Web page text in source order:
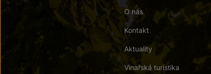
O nás
Kontakt
Aktuality
Vinařská turistika